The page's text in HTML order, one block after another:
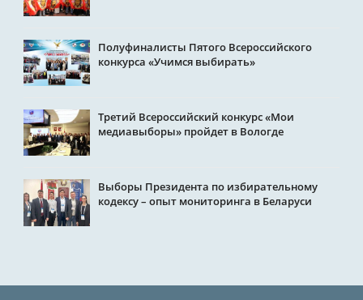
Полуфиналисты Пятого Всероссийского
конкурса «Учимся выбирать»
Третий Всероссийский конкурс «Мои
медиавыборы» пройдет в Вологде
Выборы Президента по избирательному
кодексу – опыт мониторинга в Беларуси